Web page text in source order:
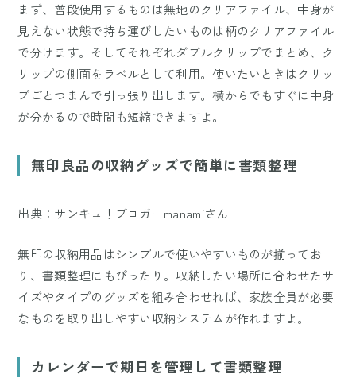
まず、普段使用するものは無地のクリアファイル、中身が
見えない状態で持ち運びしたいものは柄のクリアファイル
で分けます。そしてそれぞれダブルクリップでまとめ、ク
リップの側面をラベルとして利用。使いたいときはクリッ
プごとつまんで引っ張り出します。横からでもすぐに中身
が分かるので時間も短縮できますよ。
無印良品の収納グッズで簡単に書類整理
出典：サンキュ！ブロガーmanamiさん
無印の収納用品はシンプルで使いやすいものが揃ってお
り、書類整理にもぴったり。収納したい場所に合わせたサ
イズやタイプのグッズを組み合わせれば、家族全員が必要
なものを取り出しやすい収納システムが作れますよ。
カレンダーで期日を管理して書類整理